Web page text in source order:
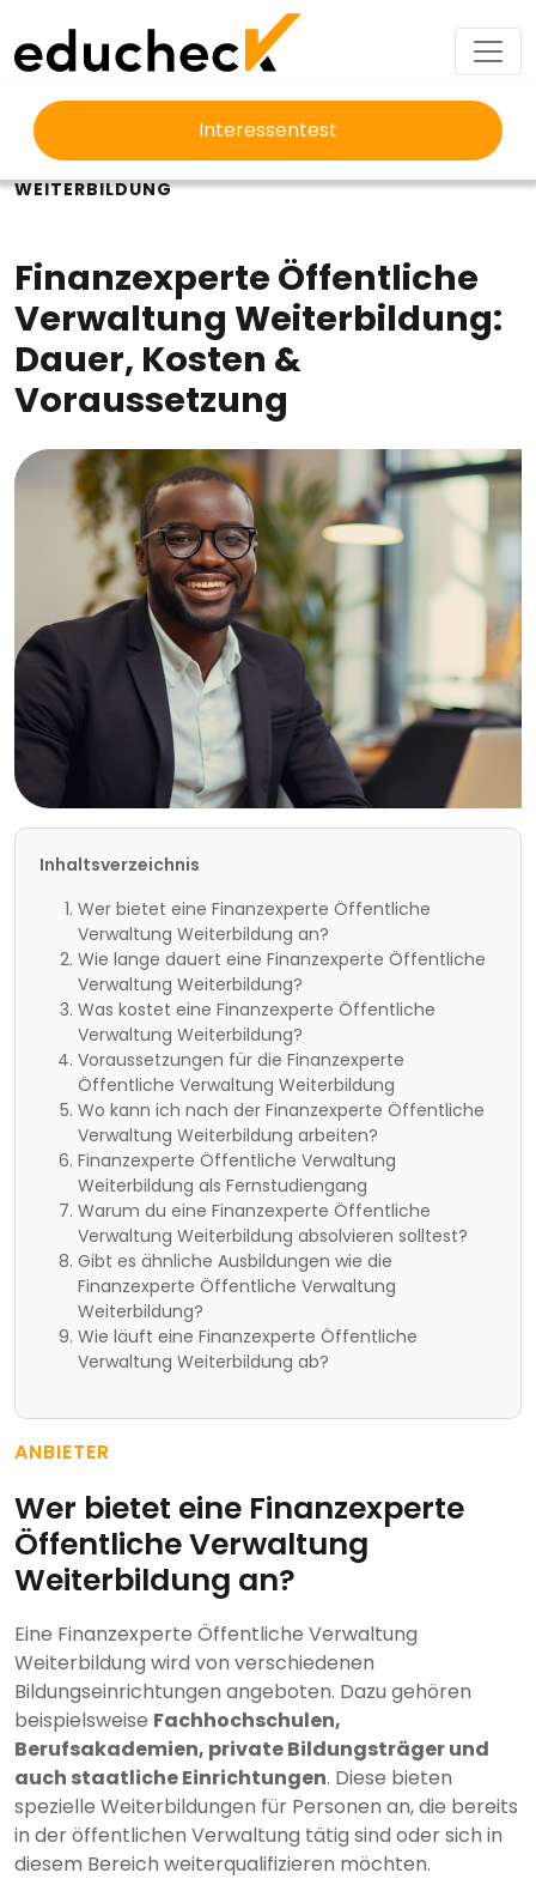
Interessentest
EDUCHECK
AUSBILDUNG
FINANZEXPERTE ÖFFENTLICHE VERWALTUNG
WEITERBILDUNG
Finanzexperte Öffentliche
Verwaltung Weiterbildung:
Dauer, Kosten &
Voraussetzung
Inhaltsverzeichnis
Wer bietet eine Finanzexperte Öffentliche
Verwaltung Weiterbildung an?
Wie lange dauert eine Finanzexperte Öffentliche
Verwaltung Weiterbildung?
Was kostet eine Finanzexperte Öffentliche
Verwaltung Weiterbildung?
Voraussetzungen für die Finanzexperte
Öffentliche Verwaltung Weiterbildung
Wo kann ich nach der Finanzexperte Öffentliche
Verwaltung Weiterbildung arbeiten?
Finanzexperte Öffentliche Verwaltung
Weiterbildung als Fernstudiengang
Warum du eine Finanzexperte Öffentliche
Verwaltung Weiterbildung absolvieren solltest?
Gibt es ähnliche Ausbildungen wie die
Finanzexperte Öffentliche Verwaltung
Weiterbildung?
Wie läuft eine Finanzexperte Öffentliche
Verwaltung Weiterbildung ab?
ANBIETER
Wer bietet eine Finanzexperte
Öffentliche Verwaltung
Weiterbildung an?
Eine Finanzexperte Öffentliche Verwaltung
Weiterbildung wird von verschiedenen
Bildungseinrichtungen angeboten. Dazu gehören
beispielsweise Fachhochschulen,
Berufsakademien, private Bildungsträger und
auch staatliche Einrichtungen. Diese bieten
spezielle Weiterbildungen für Personen an, die bereits
in der öffentlichen Verwaltung tätig sind oder sich in
diesem Bereich weiterqualifizieren möchten.